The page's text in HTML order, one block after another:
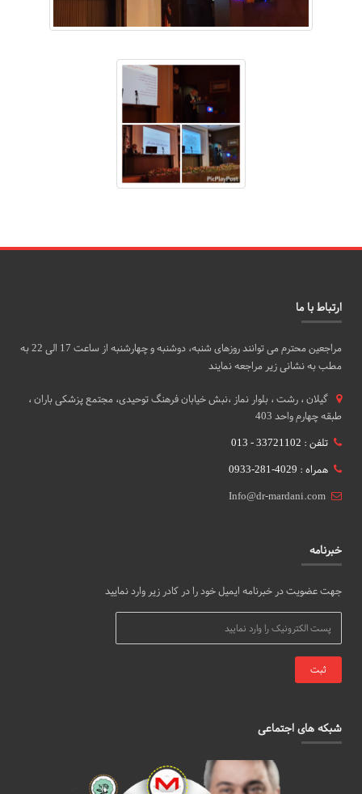
ارتباط با ما
مراجعین محترم می توانند روزهای شنبه، دوشنبه و چهارشنبه از ساعت 17 الی 22 به
مطب به نشانی زیر مراجعه نمایند
گيلان ، رشت ، بلوار نماز ،نبش خیابان فرهنگ توحیدی، مجتمع پزشکی باران ،
طبقه چهارم واحد 403
تلفن : 33721102 - 013
همراه : 4029-281-0933
Info@dr-mardani.com
خبرنامه
جهت عضویت در خبرنامه ایمیل خود را در کادر زیر وارد نمایید
شبکه های اجتماعی